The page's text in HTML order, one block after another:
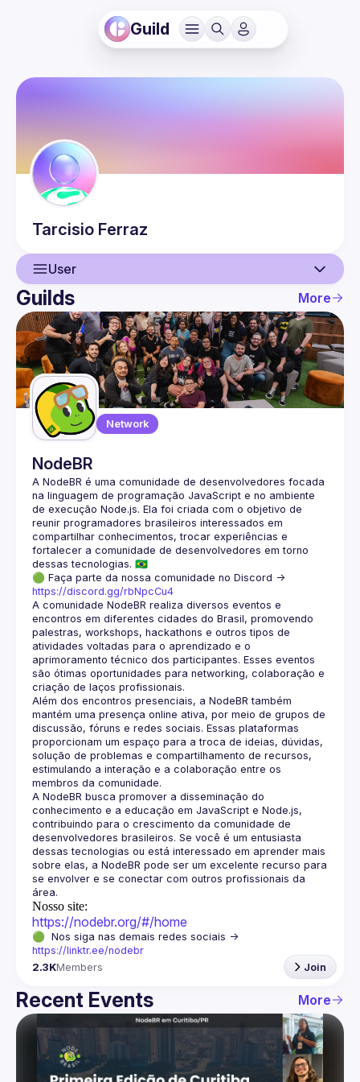
Guild
Tarcisio Ferraz
User
User
Events
Guilds
Guilds More
Network
NodeBR
A NodeBR é uma comunidade de desenvolvedores focada
na linguagem de programação JavaScript e no ambiente
de execução Node.js. Ela foi criada com o objetivo de
reunir programadores brasileiros interessados em
compartilhar conhecimentos, trocar experiências e
fortalecer a comunidade de desenvolvedores em torno
🟢 Faça parte da nossa comunidade no Discord ->
https://discord.gg/rbNpcCu4
A comunidade NodeBR realiza diversos eventos e
encontros em diferentes cidades do Brasil, promovendo
palestras, workshops, hackathons e outros tipos de
atividades voltadas para o aprendizado e o
aprimoramento técnico dos participantes. Esses eventos
são ótimas oportunidades para networking, colaboração e
Além dos encontros presenciais, a NodeBR também
mantém uma presença online ativa, por meio de grupos de
discussão, fóruns e redes sociais. Essas plataformas
proporcionam um espaço para a troca de ideias, dúvidas,
solução de problemas e compartilhamento de recursos,
estimulando a interação e a colaboração entre os
A NodeBR busca promover a disseminação do
conhecimento e a educação em JavaScript e Node.js,
contribuindo para o crescimento da comunidade de
desenvolvedores brasileiros. Se você é um entusiasta
dessas tecnologias ou está interessado em aprender mais
sobre elas, a NodeBR pode ser um excelente recurso para
se envolver e se conectar com outros profissionais da
Nosso site:
https://nodebr.org/#/home
https://linktr.ee/nodebr
2.3KMembers Join
Recent Events More